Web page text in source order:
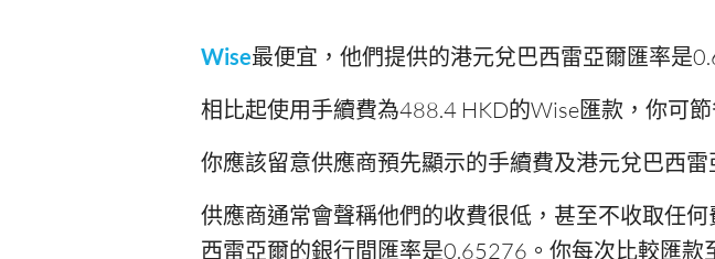
Wise最便宜，他們提供的港元兌巴西雷亞爾匯率是
相比起使用手續費為488.4 HKD的Wise匯款，你可節
你應該留意供應商預先顯示的手續費及港元兌巴西雷
供應商通常會聲稱他們的收費很低，甚至不收取任
西雷亞爾的銀行間匯率是0.65276。你每次比較匯